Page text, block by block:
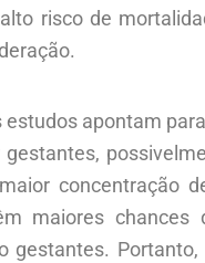
risco de
apontam
concentração
maiores chances
gestantes. Portanto,